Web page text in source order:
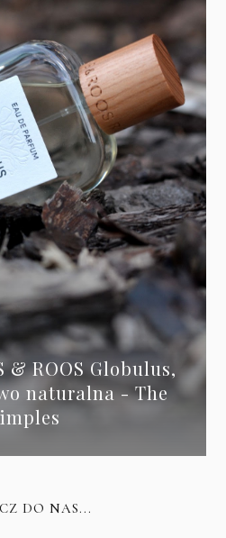
& ROOS Globulus,
naturalna - The
DO NAS...